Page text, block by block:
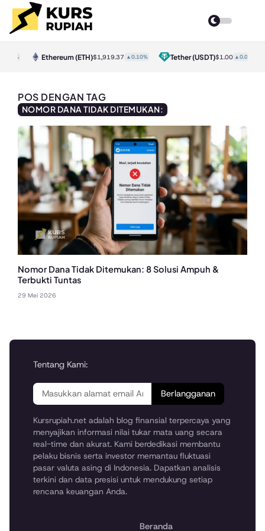
Ethereum(ETH)$1,919.37▲0.10% Tether(USDT)$1.00▲0.00%
POS DENGAN TAG
NOMOR DANA TIDAK DITEMUKAN:
Nomor Dana Tidak Ditemukan: 8 Solusi Ampuh &
Terbukti Tuntas
29 Mei 2026
Tentang Kami:
Berlangganan
Kursrupiah.net adalah blog finansial terpercaya yang
menyajikan informasi nilai tukar mata uang secara
real-time dan akurat. Kami berdedikasi membantu
pelaku bisnis serta investor memantau fluktuasi
pasar valuta asing di Indonesia. Dapatkan analisis
terkini dan data presisi untuk mendukung setiap
rencana keuangan Anda.
Beranda